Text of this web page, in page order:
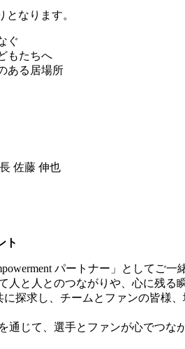
となります。
ぐ
もたちへ
ある居場所
佐藤 伸也
ト
パートナー」としてご一
と人とのつながりや、心に残る
探求し、チームとファンの皆様
じて、選手とファンが心でつ